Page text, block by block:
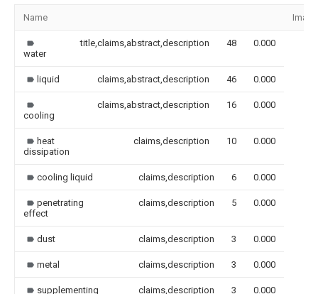
Name Image
water
title,claims,abstract,description 48 0.000
liquid claims,abstract,description 46 0.000
cooling
claims,abstract,description 16 0.000
heat
dissipation
claims,description 10 0.000
cooling liquid claims,description 6 0.000
penetrating
effect
claims,description 5 0.000
dust claims,description 3 0.000
metal claims,description 3 0.000
supplementing claims,description 3 0.000